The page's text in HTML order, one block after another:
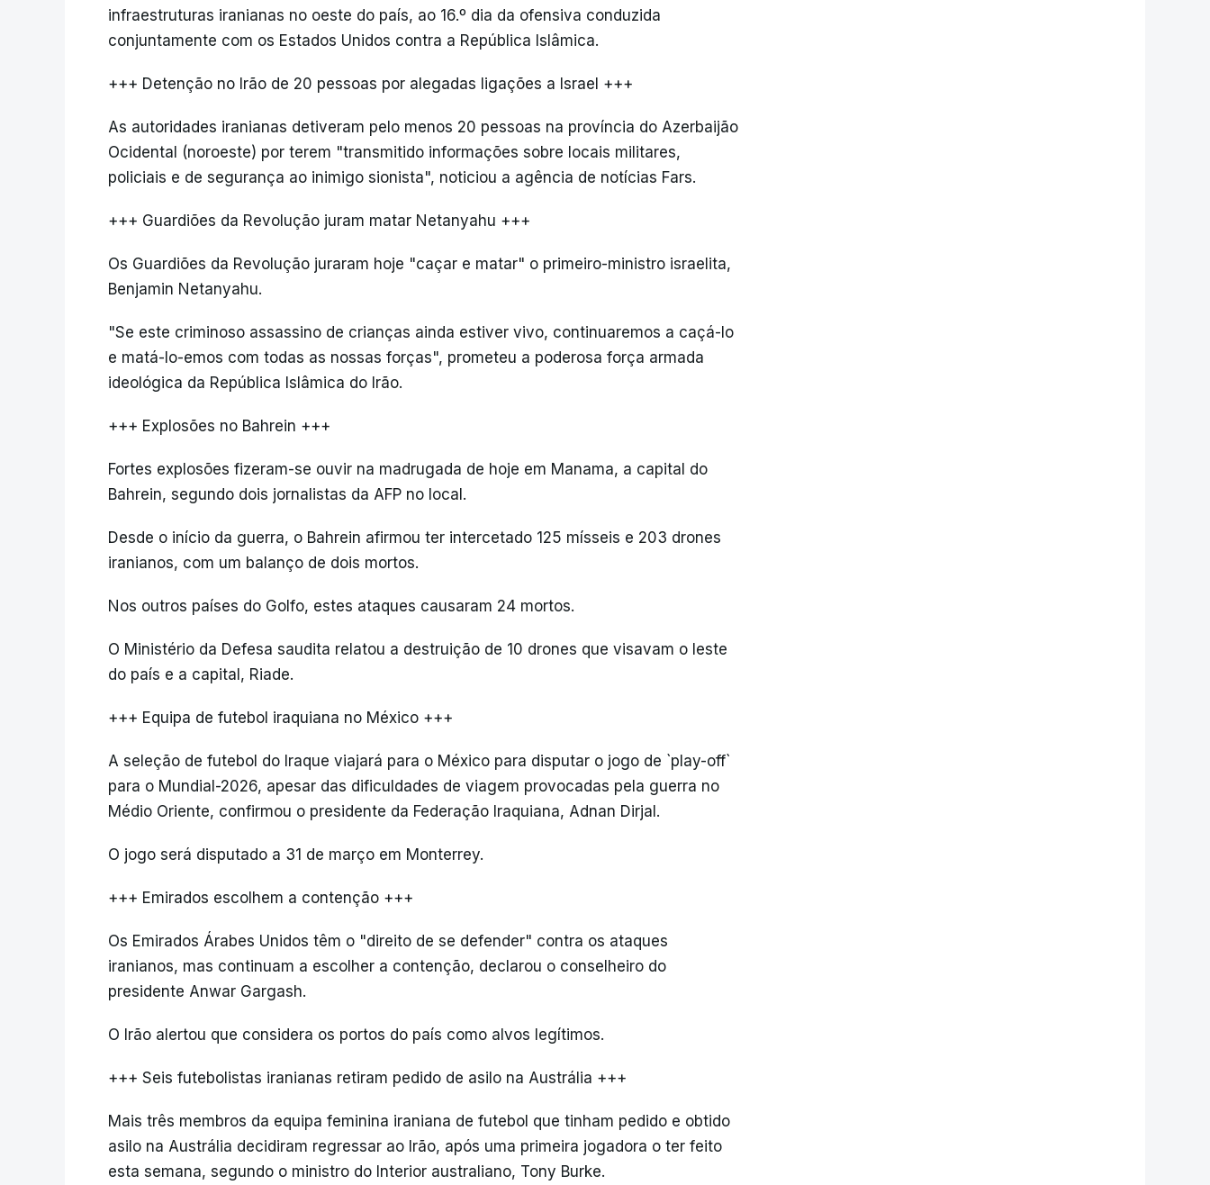
infraestruturas iranianas no oeste do país, ao 16.º dia da ofensiva conduzida
conjuntamente com os Estados Unidos contra a República Islâmica.
+++ Detenção no Irão de 20 pessoas por alegadas ligações a Israel +++
As autoridades iranianas detiveram pelo menos 20 pessoas na província do Azerbaijão
Ocidental (noroeste) por terem "transmitido informações sobre locais militares,
policiais e de segurança ao inimigo sionista", noticiou a agência de notícias Fars.
+++ Guardiões da Revolução juram matar Netanyahu +++
Os Guardiões da Revolução juraram hoje "caçar e matar" o primeiro-ministro israelita,
Benjamin Netanyahu.
"Se este criminoso assassino de crianças ainda estiver vivo, continuaremos a caçá-lo
e matá-lo-emos com todas as nossas forças", prometeu a poderosa força armada
ideológica da República Islâmica do Irão.
+++ Explosões no Bahrein +++
Fortes explosões fizeram-se ouvir na madrugada de hoje em Manama, a capital do
Bahrein, segundo dois jornalistas da AFP no local.
Desde o início da guerra, o Bahrein afirmou ter intercetado 125 mísseis e 203 drones
iranianos, com um balanço de dois mortos.
Nos outros países do Golfo, estes ataques causaram 24 mortos.
O Ministério da Defesa saudita relatou a destruição de 10 drones que visavam o leste
do país e a capital, Riade.
+++ Equipa de futebol iraquiana no México +++
A seleção de futebol do Iraque viajará para o México para disputar o jogo de `play-off`
para o Mundial-2026, apesar das dificuldades de viagem provocadas pela guerra no
Médio Oriente, confirmou o presidente da Federação Iraquiana, Adnan Dirjal.
O jogo será disputado a 31 de março em Monterrey.
+++ Emirados escolhem a contenção +++
Os Emirados Árabes Unidos têm o "direito de se defender" contra os ataques
iranianos, mas continuam a escolher a contenção, declarou o conselheiro do
presidente Anwar Gargash.
O Irão alertou que considera os portos do país como alvos legítimos.
+++ Seis futebolistas iranianas retiram pedido de asilo na Austrália +++
Mais três membros da equipa feminina iraniana de futebol que tinham pedido e obtido
asilo na Austrália decidiram regressar ao Irão, após uma primeira jogadora o ter feito
esta semana, segundo o ministro do Interior australiano, Tony Burke.